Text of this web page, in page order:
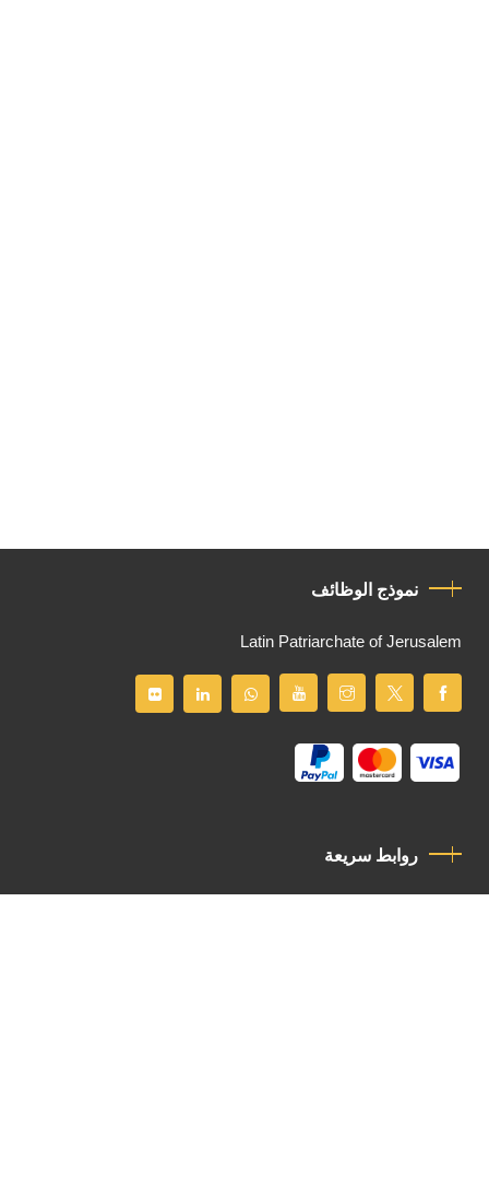
نموذج الوظائف
Latin Patriarchate of Jerusalem
روابط سريعة